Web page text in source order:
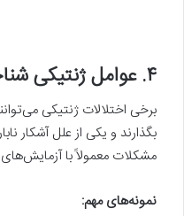
۴. عوامل ژنتیکی شناخته‌شده:
برخی اختلالات ژنتیکی
بگذارند و یکی از علل آشکار
مشکلات معمولاً با
نمونه‌های مهم: